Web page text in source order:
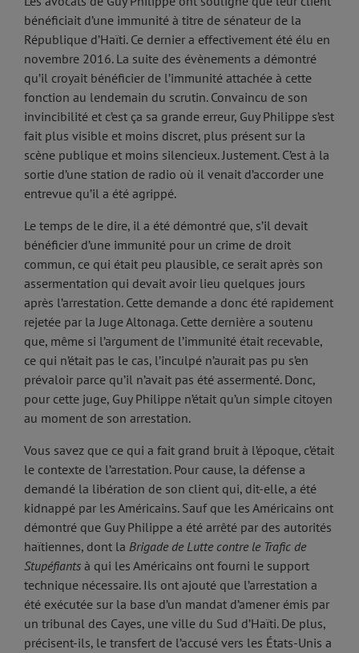
bénéficiait d’une immunité à titre de sénateur de la
République d’Haïti. Ce dernier a effectivement été élu en
novembre 2016. La suite des évènements a démontré
qu’il croyait bénéficier de l’immunité attachée à cette
fonction au lendemain du scrutin. Convaincu de son
invincibilité et c’est ça sa grande erreur, Guy Philippe s’est
fait plus visible et moins discret, plus présent sur la
scène publique et moins silencieux. Justement. C’est à la
sortie d’une station de radio où il venait d’accorder une
entrevue qu’il a été agrippé.
Le temps de le dire, il a été démontré que, s’il devait
bénéficier d’une immunité pour un crime de droit
commun, ce qui était peu plausible, ce serait après son
assermentation qui devait avoir lieu quelques jours
après l’arrestation. Cette demande a donc été rapidement
rejetée par la Juge Altonaga. Cette dernière a soutenu
que, même si l’argument de l’immunité était recevable,
ce qui n’était pas le cas, l’inculpé n’aurait pas pu s’en
prévaloir parce qu’il n’avait pas été assermenté. Donc,
pour cette juge, Guy Philippe n’était qu’un simple citoyen
au moment de son arrestation.
Vous savez que ce qui a fait grand bruit à l’époque, c’était
le contexte de l’arrestation. Pour cause, la défense a
demandé la libération de son client qui, dit-elle, a été
kidnappé par les Américains. Sauf que les Américains ont
démontré que Guy Philippe a été arrêté par des autorités
haïtiennes, dont la Brigade de Lutte contre le Trafic de
Stupéfiants à qui les Américains ont fourni le support
technique nécessaire. Ils ont ajouté que l’arrestation a
été exécutée sur la base d’un mandat d’amener émis par
un tribunal des Cayes, une ville du Sud d’Haïti. De plus,
précisent-ils, le transfert de l’accusé vers les États-Unis a